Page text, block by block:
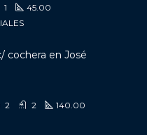
1
45.00
cochera en José
2 2
140.00